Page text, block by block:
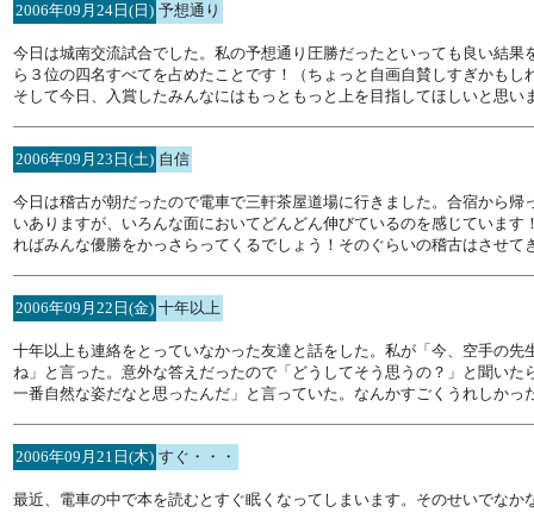
2006年09月24日(日) 予想通り
今日は城南交流試合でした。私の予想通り圧勝だったといっても良い結
ら３位の四名すべてを占めたことです！（ちょっと自画自賛しすぎかも
そして今日、入賞したみんなにはもっともっと上を目指してほしいと思い
2006年09月23日(土) 自信
今日は稽古が朝だったので電車で三軒茶屋道場に行きました。合宿から
いありますが、いろんな面においてどんどん伸びているのを感じていま
ればみんな優勝をかっさらってくるでしょう！そのぐらいの稽古はさせ
2006年09月22日(金) 十年以上
十年以上も連絡をとっていなかった友達と話をした。私が「今、空手の
ね」と言った。意外な答えだったので「どうしてそう思うの？」と聞い
一番自然な姿だなと思ったんだ」と言っていた。なんかすごくうれしか
2006年09月21日(木) すぐ・・・
最近、電車の中で本を読むとすぐ眠くなってしまいます。そのせいでな